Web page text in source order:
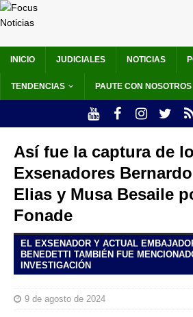
INICIO JUDICIALES NOTICIAS
TENDENCIAS PAUTE CON NOSOTROS
Así fue la captura de
Exsenadores
Elias y Musa Besaile
Fonade
EL EXSENADOR Y ACTUAL
BENEDETTI TAMBIÉN FUE
INVESTIGACIÓN
9 de agosto de 2024